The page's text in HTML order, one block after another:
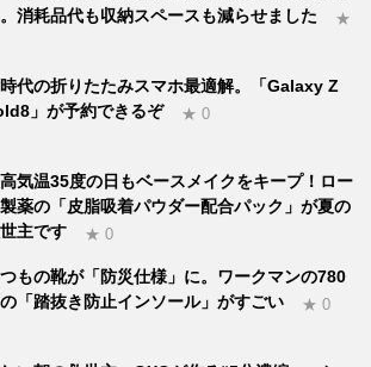
消耗品代も収納スペースも減らせました
★
代の折りたたみスマホ最適解。「Galaxy Z
」が予約できるぞ
★ 0
気温35度の日もベースメイクをキープ！ロー
製薬の「皮脂吸着パウダー配合パック」が夏の
主です
★ 0
もの靴が「防災仕様」に。ワークマンの780
の「踏抜き防止インソール」がすごい
★ 0